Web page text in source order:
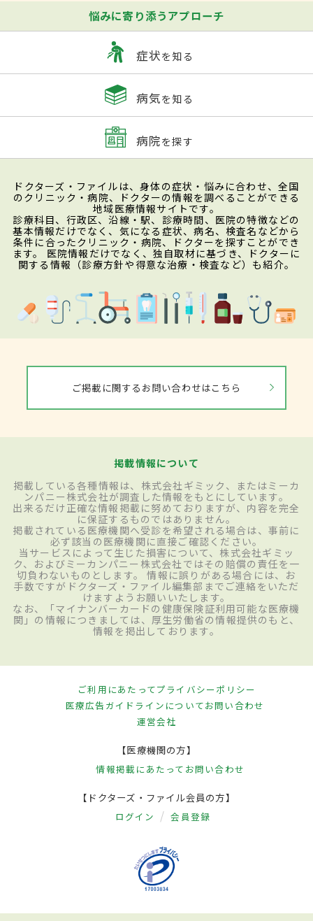
悩みに寄り添うアプローチ
症状を知る
病気を知る
病院を探す
ドクターズ・ファイルは、身体の症状・悩みに合わせ、全国
のクリニック・病院、ドクターの情報を調べることができる
地域医療情報サイトです。
診療科目、行政区、沿線・駅、診療時間、医院の特徴などの
基本情報だけでなく、気になる症状、病名、検査名などから
条件に合ったクリニック・病院、ドクターを探すことができ
ます。 医院情報だけでなく、独自取材に基づき、ドクターに
関する情報（診療方針や得意な治療・検査など）も紹介。
ご掲載に関するお問い合わせはこちら
掲載情報について
掲載している各種情報は、株式会社ギミック、またはミーカ
ンパニー株式会社が調査した情報をもとにしています。
出来るだけ正確な情報掲載に努めておりますが、内容を完全
に保証するものではありません。
掲載されている医療機関へ受診を希望される場合は、事前に
必ず該当の医療機関に直接ご確認ください。
当サービスによって生じた損害について、株式会社ギミッ
ク、およびミーカンパニー株式会社ではその賠償の責任を一
切負わないものとします。 情報に誤りがある場合には、お
手数ですがドクターズ・ファイル編集部までご連絡をいただ
けますようお願いいたします。
なお、「マイナンバーカードの健康保険証利用可能な医療機
関」の情報につきましては、厚生労働省の情報提供のもと、
情報を掲出しております。
ご利用にあたってプライバシーポリシー
医療広告ガイドラインについてお問い合わせ
運営会社
【医療機関の方】
情報掲載にあたって お問い合わせ
【ドクターズ・ファイル会員の方】
ログイン 会員登録